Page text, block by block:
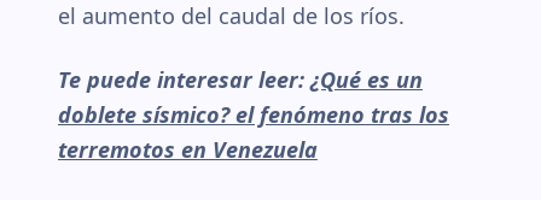
el aumento del caudal de los ríos.
Te puede interesar leer:¿Qué es un
doblete sísmico? el fenómeno tras los
terremotos en Venezuela